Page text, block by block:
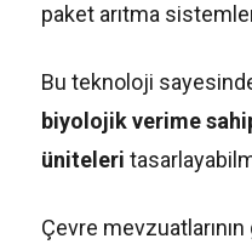
paket arıtma
Bu teknoloji
biyolojik verime
üniteleri
Çevre mevzuatlarının